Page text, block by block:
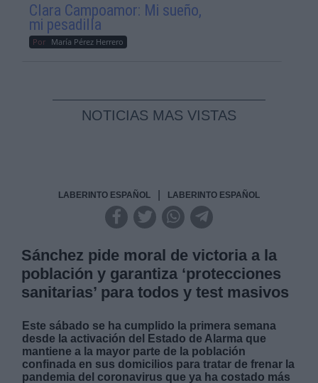
Clara Campoamor: Mi sueño,
mi pesadilla
Por María Pérez Herrero
NOTICIAS MAS VISTAS
LABERINTO ESPAÑOL LABERINTO ESPAÑOL
Sánchez pide moral de victoria a la
población y garantiza ‘protecciones
sanitarias’ para todos y test masivos
Este sábado se ha cumplido la primera semana
desde la activación del Estado de Alarma que
mantiene a la mayor parte de la población
confinada en sus domicilios para tratar de frenar la
pandemia del coronavirus que ya ha costado más